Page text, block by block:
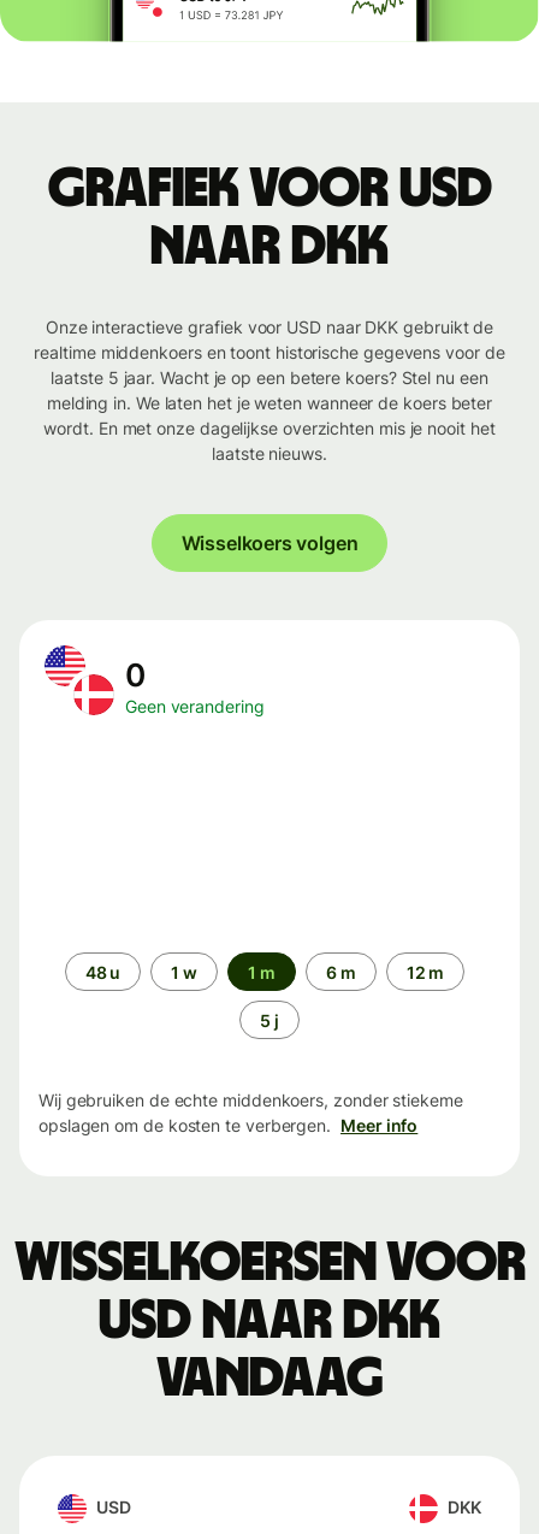
Grafiek voor USD
naar DKK
Onze interactieve grafiek voor USD naar DKK gebruikt de
realtime middenkoers en toont historische gegevens voor de
laatste 5 jaar. Wacht je op een betere koers? Stel nu een
melding in. We laten het je weten wanneer de koers beter
wordt. En met onze dagelijkse overzichten mis je nooit het
laatste nieuws.
Wisselkoers volgen
0
Geen verandering
Periode48 u 1 w 1 m 6 m 12 m
5 j
Wij gebruiken de echte middenkoers, zonder stiekeme
opslagen om de kosten te verbergen. Meer info
Wisselkoersen voor
USD naar DKK
vandaag
USD DKK